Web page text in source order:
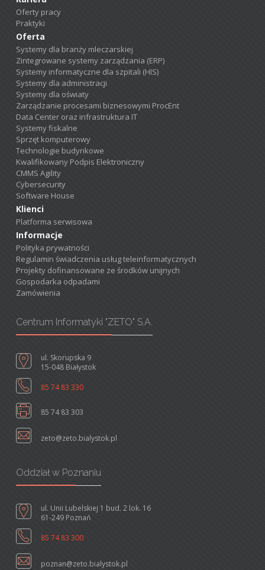
Oferty pracy
Praktyki
Oferta
Systemy dla branży mleczarskiej
Zintegrowane systemy zarządzania (ERP)
Systemy informatyczne dla szpitali (HIS)
Systemy dla administracji
Systemy dla oświaty
Zarządzanie procesami biznesowymi ProcEnt
Data Center oraz infrastruktura IT
Systemy fiskalne
Sprzęt komputerowy
Technologie budynkowe
Kwalifikowany Podpis Elektroniczny
CMMS Agility
Cybersecurity
Software House
Klienci
Platforma serwisowa
Informacje
Polityka prywatności
Regulamin świadczenia usług teleinformatycznych
Projekty dofinansowane ze środków unijnych
Gospodarka odpadami
Zamówienia
Centrum Informatyki "ZETO" S.A.
ul. Skorupska 9
15-048 Białystok
85 74 83 330
85 74 83 303
zeto@zeto.bialystok.pl
Oddział w Poznaniu
ul. Unii Lubelskiej 1 bud. 2 lok. 16
61-249 Poznań
85 74 83 300
poznan@zeto.bialystok.pl